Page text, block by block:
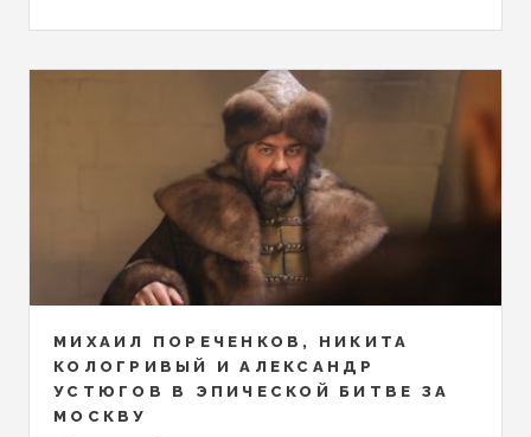
МИХАИЛ ПОРЕЧЕНКОВ, НИКИТА
КОЛОГРИВЫЙ И АЛЕКСАНДР
УСТЮГОВ В ЭПИЧЕСКОЙ БИТВЕ ЗА
МОСКВУ